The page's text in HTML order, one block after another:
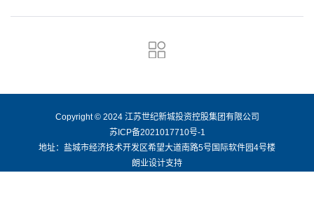
Copyright © 2024 江苏世纪新城投资控股集团有限公司
苏ICP备2021017710号-1
地址：盐城市经济技术开发区希望大道南路5号国际软件园4号楼
朗业设计支持